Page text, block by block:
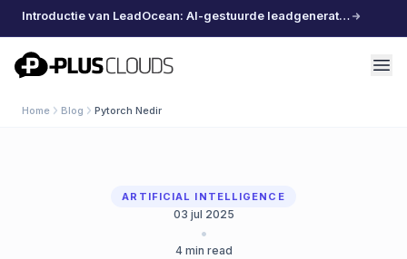
Introductie van LeadOcean: AI-gestuurde leadgeneratie, samengestelde data, moeiteloos schalen
PlusClouds
Home Blog Pytorch Nedir
ARTIFICIAL INTELLIGENCE
03 jul 2025
•
4min read